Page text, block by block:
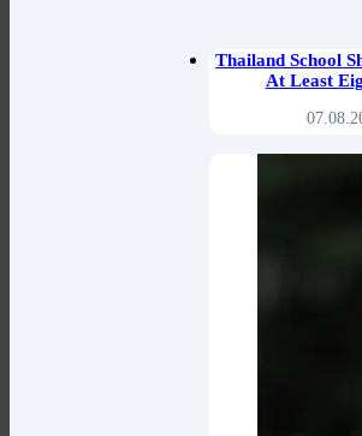
Thailand School
At Least